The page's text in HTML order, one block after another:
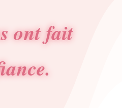
ont fait